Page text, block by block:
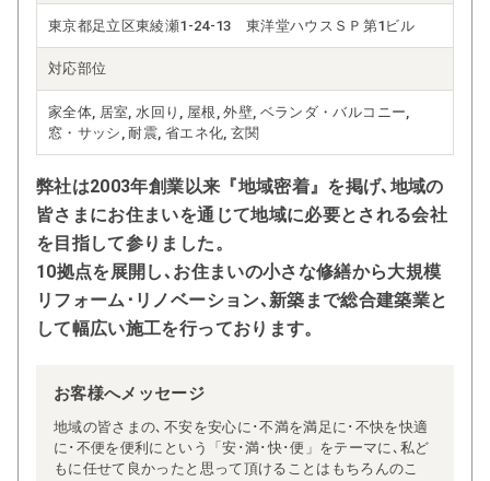
東京都足立区東綾瀬1-24-13 東洋堂ハウスＳＰ第1ビル
対応部位
家全体, 居室, 水回り, 屋根, 外壁, ベランダ・バルコニー,
窓・サッシ, 耐震, 省エネ化, 玄関
弊社は2003年創業以来『地域密着』を掲げ､地域の
皆さまにお住まいを通じて地域に必要とされる会社
を目指して参りました。
10拠点を展開し､お住まいの小さな修繕から大規模
リフォーム･リノベーション､新築まで総合建築業と
して幅広い施工を行っております。
お客様へメッセージ
地域の皆さまの､不安を安心に･不満を満足に･不快を快適
に･不便を便利にという「安･満･快･便」をテーマに､私ど
もに任せて良かったと思って頂けることはもちろんのこ